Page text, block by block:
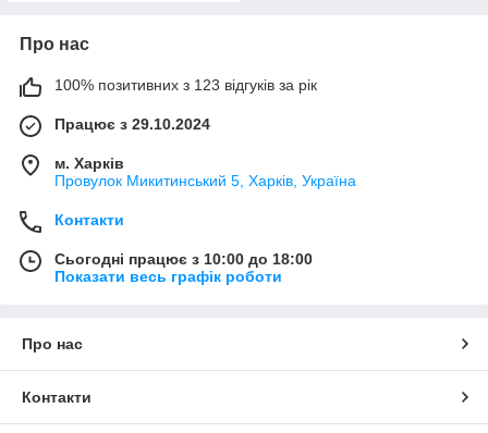
Про нас
100% позитивних з 123 відгуків за рік
Працює з 29.10.2024
м. Харків
Провулок Микитинський 5, Харків, Україна
Контакти
Сьогодні працює з 10:00 до 18:00
Показати весь графік роботи
Про нас
Контакти